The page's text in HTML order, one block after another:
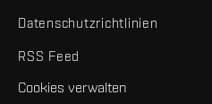
Datenschutzrichtlinien
RSS Feed
Cookies verwalten